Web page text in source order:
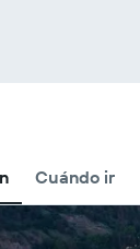
Cuándo ir